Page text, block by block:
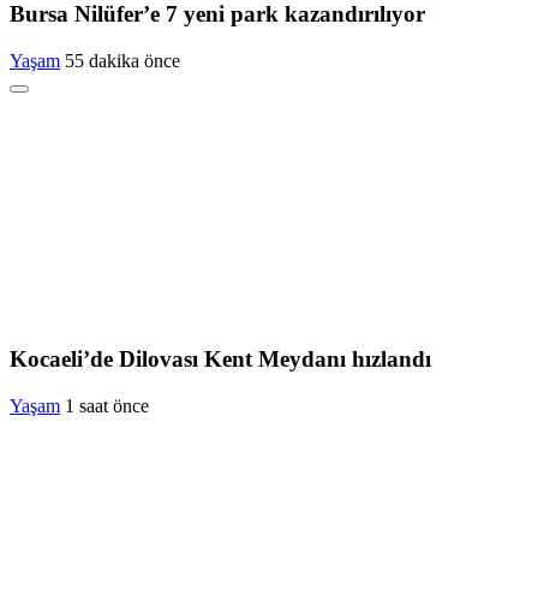
Bursa Nilüfer’e 7 yeni park kazandırılıyor
Yaşam 55 dakika önce
Kocaeli’de Dilovası Kent Meydanı hızlandı
Yaşam 1 saat önce